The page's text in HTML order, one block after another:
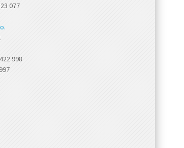
077
998